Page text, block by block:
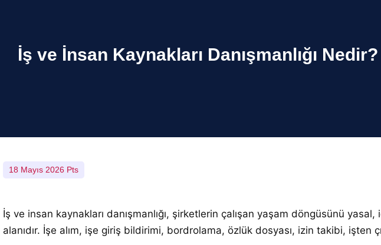
İş ve İnsan Kaynakları Danışmanlığı Nedir?
18 Mayıs 2026 Pts
İş ve insan kaynakları danışmanlığı, şirketlerin çalışan yaşam döngüsünü
alanıdır. İşe alım, işe giriş bildirimi, bordrolama, özlük dosyası, izin takibi,